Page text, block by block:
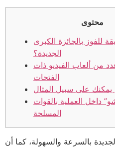
محتوى
للفوز بالجائزة الكبرى
الجديدة؟
من ألعاب الفيديو ذات
الفتحات
يمكنك على سبيل المثال
داخل العملية بالقوات
المسلحة
بالسرعة والسهولة، كما أن